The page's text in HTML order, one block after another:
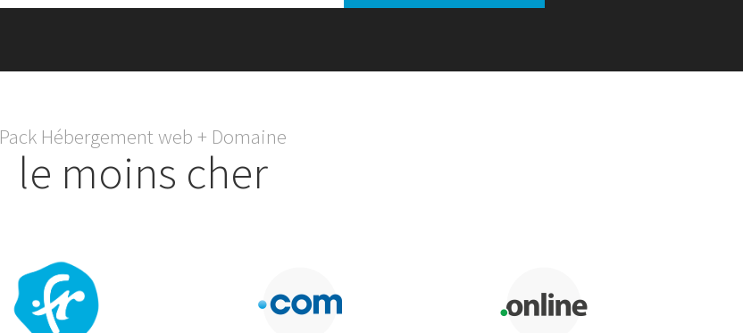
Pack Hébergement web + Domaine
le moins cher